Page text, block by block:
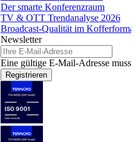
Der smarte Konferenzraum
TV & OTT Trendanalyse 2026
Broadcast-Qualität im Kofferformat
Newsletter
Eine gültige E-Mail-Adresse muss
Registrieren